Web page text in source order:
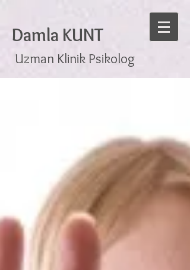
Damla KUNT
Uzman Klinik Psikolog